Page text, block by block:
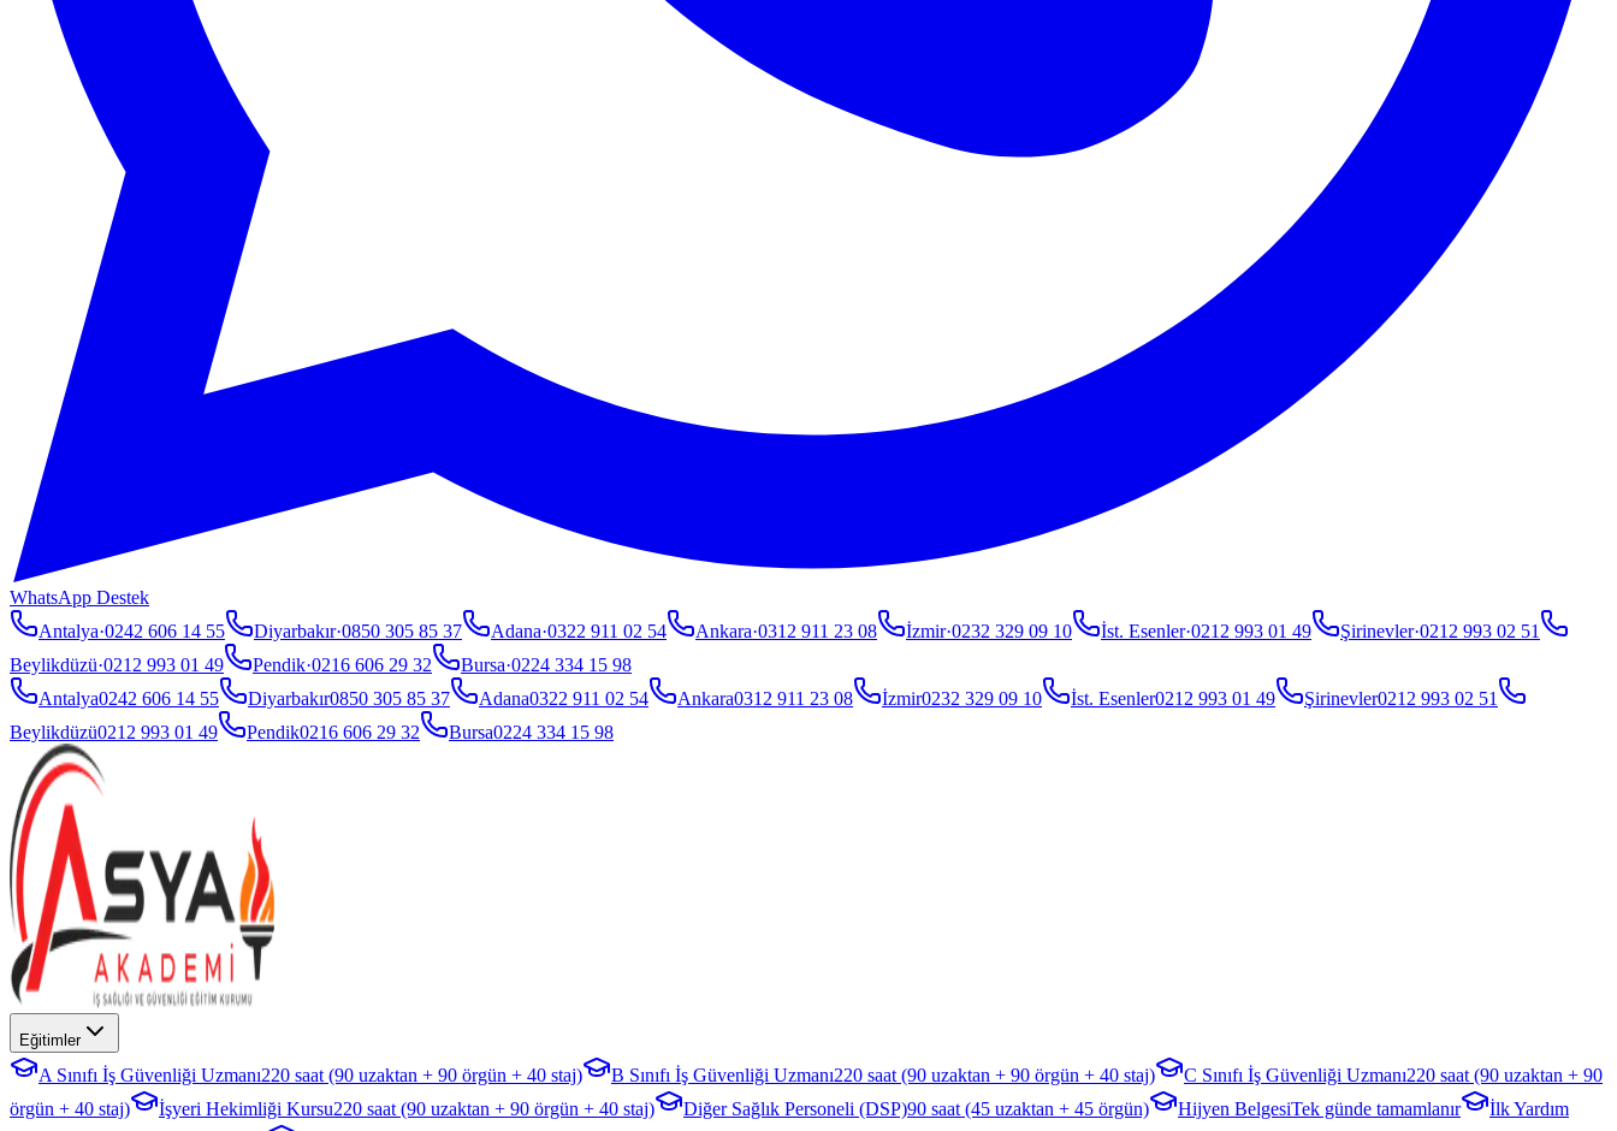
WhatsApp Destek
Antalya·0242 606 14 55 Diyarbakır·0850 305 85 37 Adana·0322 911 02 54 Ankara·0312 911 23 08 İzmir·0232 329 09 10 İst. Esenler·0212 993 01 49 Şirinevler·0212 993 02 51
Beylikdüzü·0212 993 01 49 Pendik·0216 606 29 32 Bursa·0224 334 15 98
Antalya0242 606 14 55 Diyarbakır0850 305 85 37 Adana0322 911 02 54 Ankara0312 911 23 08 İzmir0232 329 09 10 İst. Esenler0212 993 01 49 Şirinevler0212 993 02 51
Beylikdüzü0212 993 01 49 Pendik0216 606 29 32 Bursa0224 334 15 98
Eğitimler
A Sınıfı İş Güvenliği Uzmanı220 saat (90 uzaktan + 90 örgün + 40 staj) B Sınıfı İş Güvenliği Uzmanı220 saat (90 uzaktan + 90 örgün + 40 staj) C Sınıfı İş Güvenliği Uzmanı220 saat (90 uzaktan + 90
örgün + 40 staj)
İşyeri Hekimliği Kursu220 saat (90 uzaktan + 90 örgün + 40 staj) Diğer Sağlık Personeli (DSP)90 saat (45 uzaktan + 45 örgün) Hijyen BelgesiTek günde tamamlanır
İlk Yardım